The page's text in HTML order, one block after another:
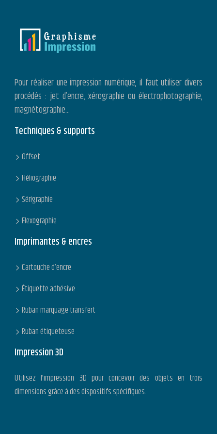
Pour réaliser une impression numérique, il faut utiliser divers
procédés : jet d’encre, xérographie ou électrophotographie,
magnétographie…
Techniques & supports
Offset
Héliographie
Sérigraphie
Flexographie
Imprimantes & encres
Cartouche d’encre
Étiquette adhésive
Ruban marquage transfert
Ruban étiqueteuse
Impression 3D
Utilisez l’impression 3D pour concevoir des objets en trois
dimensions grâce à des dispositifs spécifiques.